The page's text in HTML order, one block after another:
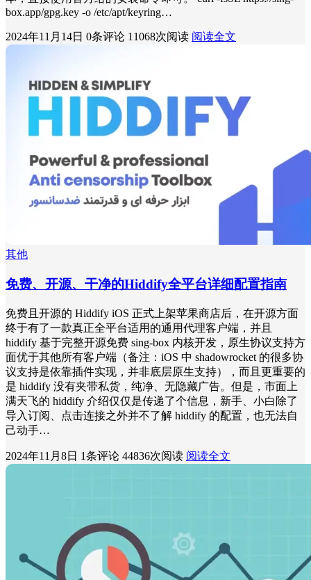
box.app/gpg.key -o /etc/apt/keyring…
2024年11月14日 0条评论 11068次阅读 阅读全文
其他
免费、开源、干净的Hiddify全平台详细配置指南
免费且开源的 Hiddify iOS 正式上架苹果商店后，在开源方面
终于有了一款真正全平台适用的通用代理客户端，并且
hiddify 基于完整开源免费 sing-box 内核开发，原生协议支持方
面优于其他所有客户端（备注：iOS 中 shadowrocket 的很多协
议支持是依靠插件实现，并非底层原生支持），而且更重要的
是 hiddify 没有夹带私货，纯净、无隐藏广告。但是，市面上
满天飞的 hiddify 介绍仅仅是传递了个信息，新手、小白除了
导入订阅、点击连接之外并不了解 hiddify 的配置，也无法自
己动手…
2024年11月8日 1条评论 44836次阅读 阅读全文